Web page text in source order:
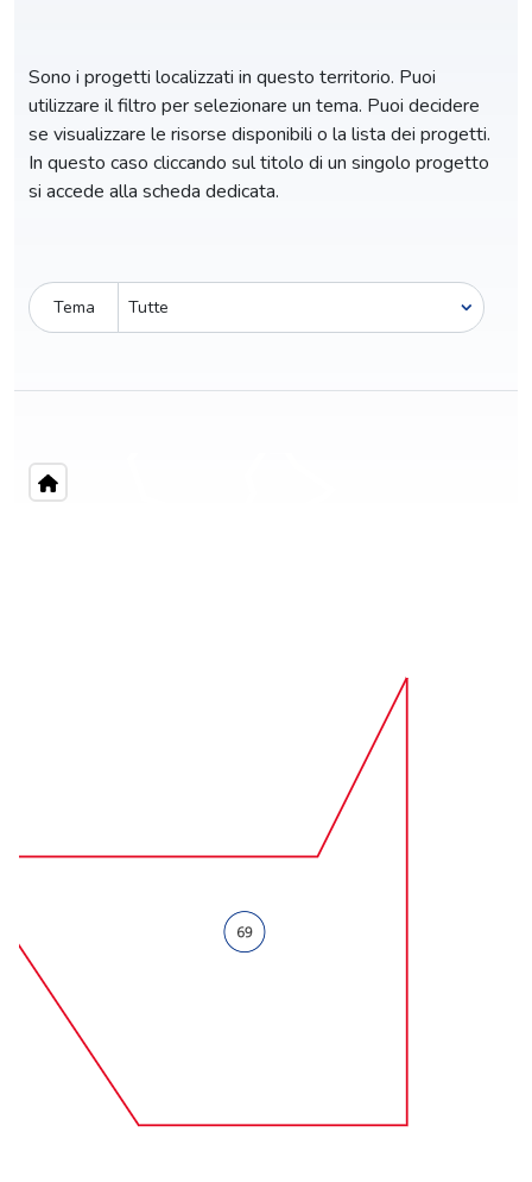
Sono i progetti localizzati in questo territorio. Puoi
utilizzare il filtro per selezionare un tema. Puoi decidere
se visualizzare le risorse disponibili o la lista dei progetti.
In questo caso cliccando sul titolo di un singolo progetto
si accede alla scheda dedicata.
Tema